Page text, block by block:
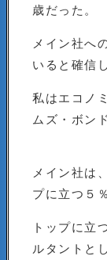
歳だった。
メイン社へ
いると確信
私はエコノ
ムズ・ボン
メイン社は
プに立つ５
トップに立
ルタントと